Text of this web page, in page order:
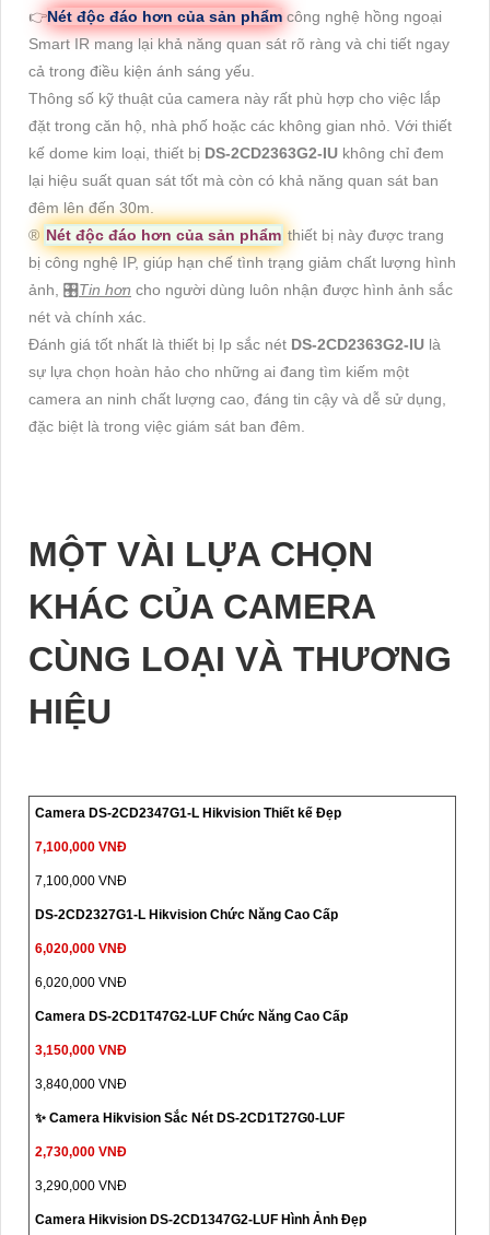
👉Nét độc đáo hơn của sản phẩm công nghệ hồng ngoại
Smart IR mang lại khả năng quan sát rõ ràng và chi tiết ngay
cả trong điều kiện ánh sáng yếu.
Thông số kỹ thuật của camera này rất phù hợp cho việc lắp
đặt trong căn hộ, nhà phố hoặc các không gian nhỏ. Với thiết
kế dome kim loại, thiết bị DS-2CD2363G2-IU không chỉ đem
lại hiệu suất quan sát tốt mà còn có khả năng quan sát ban
đêm lên đến 30m.
®️ Nét độc đáo hơn của sản phẩm thiết bị này được trang
bị công nghệ IP, giúp hạn chế tình trạng giảm chất lượng hình
ảnh, 🎛Tin hơn cho người dùng luôn nhận được hình ảnh sắc
nét và chính xác.
Đánh giá tốt nhất là thiết bị Ip sắc nét DS-2CD2363G2-IU là
sự lựa chọn hoàn hảo cho những ai đang tìm kiếm một
camera an ninh chất lượng cao, đáng tin cậy và dễ sử dụng,
đặc biệt là trong việc giám sát ban đêm.
MỘT VÀI LỰA CHỌN
KHÁC CỦA CAMERA
CÙNG LOẠI VÀ THƯƠNG
HIỆU
Camera DS-2CD2347G1-L Hikvision Thiết kế Đẹp
7,100,000 VNĐ
7,100,000 VNĐ
DS-2CD2327G1-L Hikvision Chức Năng Cao Cấp
6,020,000 VNĐ
6,020,000 VNĐ
Camera DS-2CD1T47G2-LUF Chức Năng Cao Cấp
3,150,000 VNĐ
3,840,000 VNĐ
✨ Camera Hikvision Sắc Nét DS-2CD1T27G0-LUF
2,730,000 VNĐ
3,290,000 VNĐ
Camera Hikvision DS-2CD1347G2-LUF Hình Ảnh Đẹp